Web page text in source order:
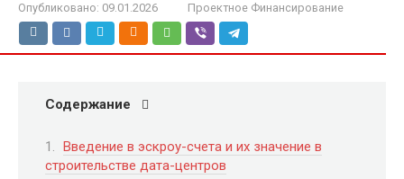
Опубликовано: 09.01.2026 Проектное Финансирование
Содержание
Введение в эскроу-счета и их значение в
строительстве дата-центров